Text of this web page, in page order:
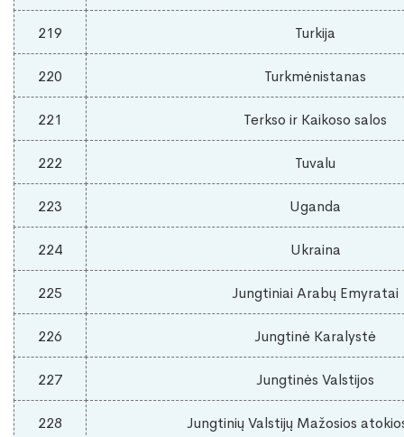
219 Turkija
220 Turkmėnistanas
221 Terkso ir Kaikoso salos
222 Tuvalu
223 Uganda
224 Ukraina
225 Jungtiniai Arabų Emyratai
226 Jungtinė Karalystė
227 Jungtinės Valstijos
228 Jungtinių Valstijų Mažosios